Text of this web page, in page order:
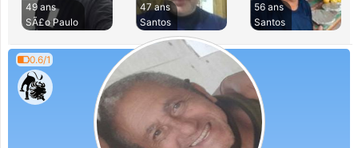
49 ans
SÃ£o Paulo
47 ans
Santos
56 ans
Santos
0.6/1